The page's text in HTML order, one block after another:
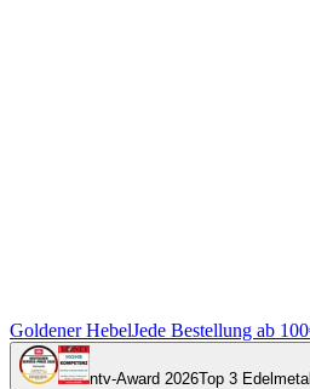
Goldener HebelJede Bestellung ab
ntv-Award 2026Top 3